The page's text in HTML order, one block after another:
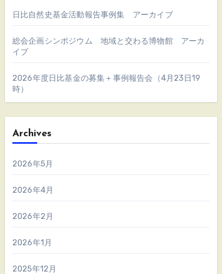
日比自然史基金活動報告事例集 アーカイブ
総会企画シンポジウム 地域と交わる博物館 アーカ
イブ
2026年度日比基金の募集＋事例報告会（4月23日19
時）
Archives
2026年5月
2026年4月
2026年2月
2026年1月
2025年12月